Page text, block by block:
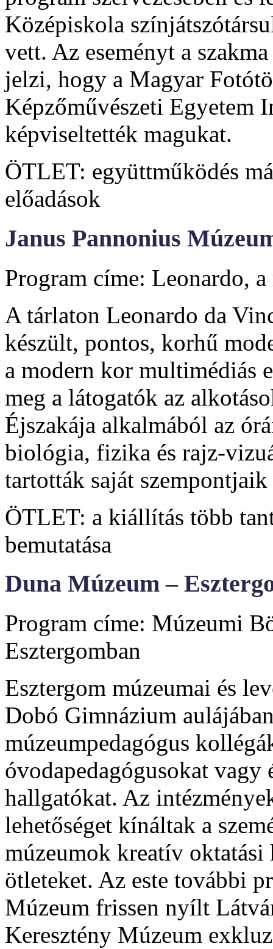
Középiskola
vett. Az eseményt a
jelzi, hogy a Magyar
Képzőművészeti Egyetem
képviseltették magukat.
ÖTLET: együttműködés
előadások
Janus Pannonius
Program címe: Leonardo, a
A tárlaton Leonardo da
készült, pontos, korhű
a modern kor multimédiás
meg a látogatók az
Éjszakája alkalmából az
biológia, fizika és rajz-
tartották saját
ÖTLET: a kiállítás több
bemutatása
Duna Múzeum –
Program címe: Múzeumi
Esztergomban
Esztergom múzeumai és
Dobó Gimnázium
múzeumpedagógus
óvodapedagógusokat vagy
hallgatókat. Az
lehetőséget kínáltak a
múzeumok kreatív oktatási
ötleteket. Az este további
Múzeum frissen nyílt
Keresztény Múzeum